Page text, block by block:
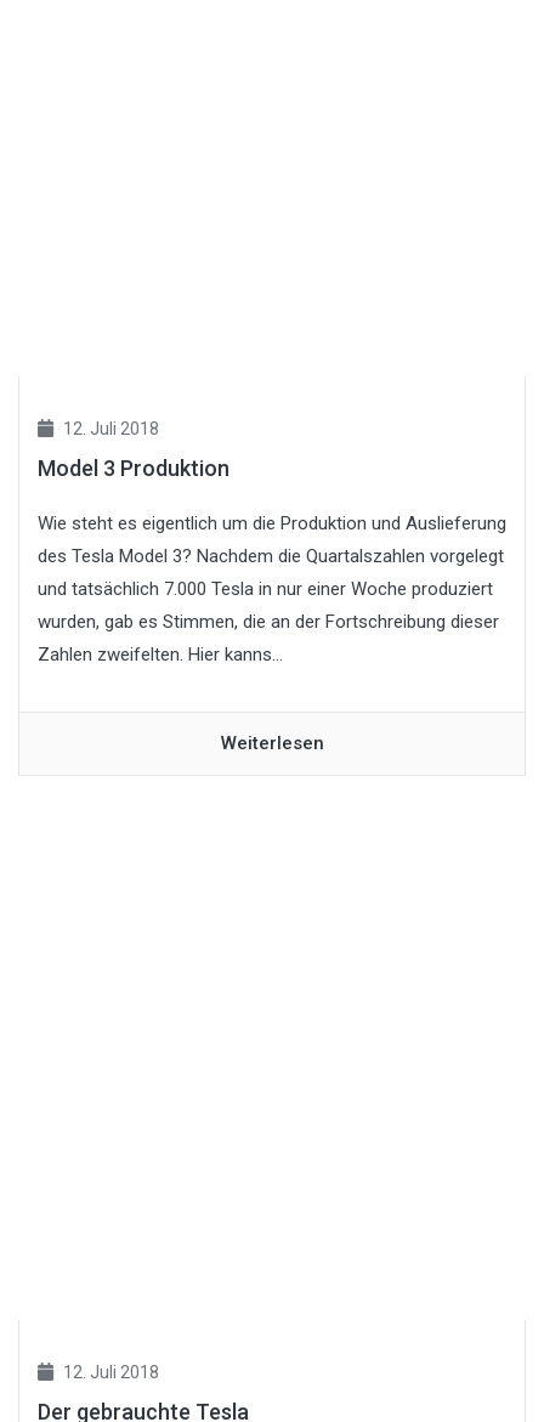
12. Juli 2018
Model 3 Produktion
Wie steht es eigentlich um die Produktion und Auslieferung
des Tesla Model 3? Nachdem die Quartalszahlen vorgelegt
und tatsächlich 7.000 Tesla in nur einer Woche produziert
wurden, gab es Stimmen, die an der Fortschreibung dieser
Zahlen zweifelten. Hier kanns...
Weiterlesen
12. Juli 2018
Der gebrauchte Tesla